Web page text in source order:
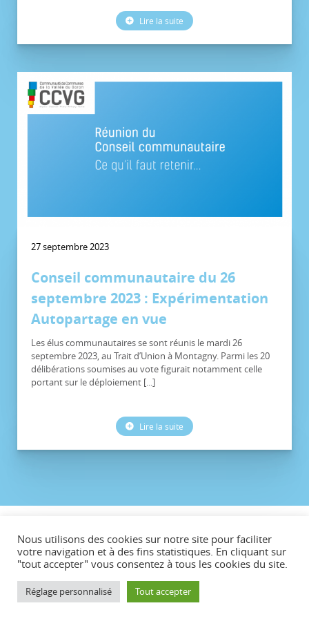
Lire la suite
27 septembre 2023
Conseil communautaire du 26
septembre 2023 : Expérimentation
Autopartage en vue
Les élus communautaires se sont réunis le mardi 26
septembre 2023, au Trait d’Union à Montagny. Parmi les 20
délibérations soumises au vote figurait notamment celle
portant sur le déploiement [...]
Lire la suite
Plan du site
Mentions légales
Téléchargements
Contact
Nous utilisons des cookies sur notre site pour faciliter
votre navigation et à des fins statistiques. En cliquant sur
"tout accepter" vous consentez à tous les cookies du site.
Réglage personnalisé Tout accepter